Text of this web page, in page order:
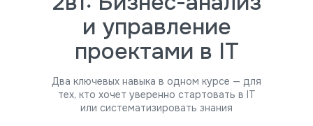
Записаться на курс
Два ключевых навыка в одном курсе — для
тех, кто хочет уверенно стартовать в IT
или систематизировать знания
и управление
проектами в IT